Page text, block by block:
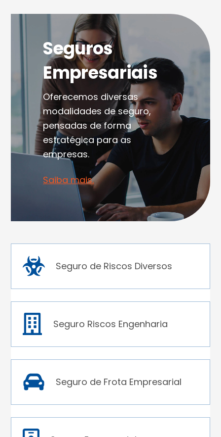
Seguros
Empresariais
Oferecemos diversas
modalidades de seguro,
pensadas de forma
estratégica para as
empresas.
Saiba mais.
Seguro de Riscos Diversos
Seguro Riscos Engenharia
Seguro de Frota Empresarial